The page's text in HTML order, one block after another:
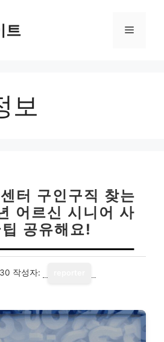
트 메
보
터 구인구직 찾는
어르신 시니어 사
공유해요!
작성자: